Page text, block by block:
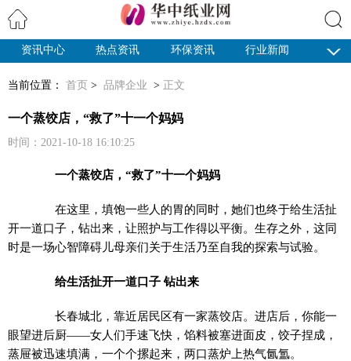
搜索
资讯中心 热点资讯 环保资讯
行业新闻
当前位置： 首页 > 品牌企业 > 正文
一个蒸饺店，“救了”十一个妈妈
时间：2021-10-18 16:10:25
一个蒸饺店，“救了”十一个妈妈
在这里，填饱一些人的胃的同时，她们也终于给生活扯
开一道口子，钻出来，让照护与工作得以平衡。生存之外，这同
时是一场心智障碍儿母亲们关于生活乃至自我的探索与试验。
给生活扯开一道口子 钻出来
长春城北，靠近居民区有一家蒸饺店。进店后，你能一
眼望进后厨——女人们手速飞快，馅料被塞进面皮，饺子捏成，
蒸屉被迅速填满，一个个摞起来，两口蒸炉上热气氤氲。